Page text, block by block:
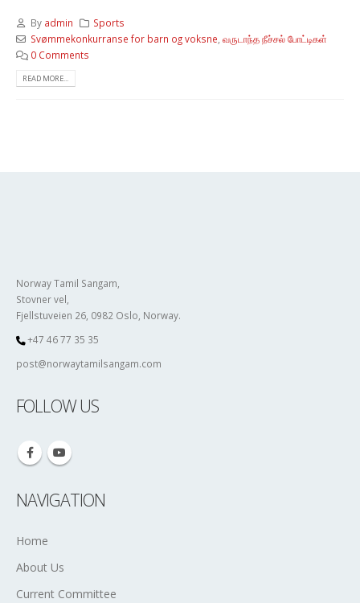
By admin
Sports
Svømmekonkurranse for barn og voksne, வருடாந்த நீச்சல் போட்டிகள்
0 Comments
READ MORE...
Norway Tamil Sangam,
Stovner vel,
Fjellstuveien 26, 0982 Oslo, Norway.
+47 46 77 35 35
post@norwaytamilsangam.com
FOLLOW US
NAVIGATION
Home
About Us
Current Committee